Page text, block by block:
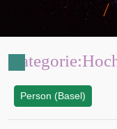
Kategorie:
Person (Basel)